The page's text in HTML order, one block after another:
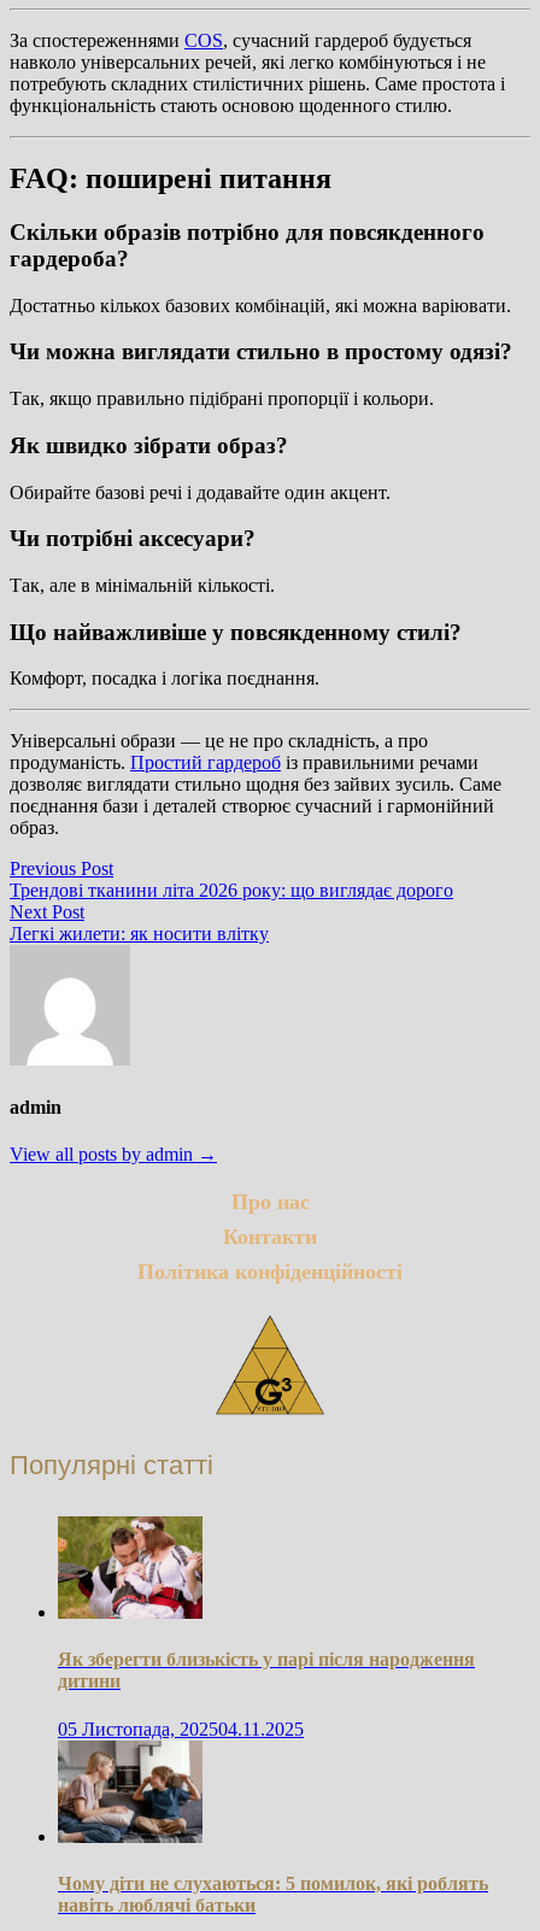
За спостереженнями COS, сучасний гардероб будується
навколо універсальних речей, які легко комбінуються і не
потребують складних стилістичних рішень. Саме простота і
функціональність стають основою щоденного стилю.
FAQ: поширені питання
Скільки образів потрібно для повсякденного
гардероба?
Достатньо кількох базових комбінацій, які можна варіювати.
Чи можна виглядати стильно в простому одязі?
Так, якщо правильно підібрані пропорції і кольори.
Як швидко зібрати образ?
Обирайте базові речі і додавайте один акцент.
Чи потрібні аксесуари?
Так, але в мінімальній кількості.
Що найважливіше у повсякденному стилі?
Комфорт, посадка і логіка поєднання.
Універсальні образи — це не про складність, а про
продуманість. Простий гардероб із правильними речами
дозволяє виглядати стильно щодня без зайвих зусиль. Саме
поєднання бази і деталей створює сучасний і гармонійний
образ.
Навігація
записів
Previous PostPrevious
post:
Трендові тканини літа 2026 року: що виглядає дорого
Next PostNext
post:
Легкі жилети: як носити влітку
admin
View all posts by admin →
Про нас
Контакти
Політика конфіденційності
Популярні статті
Як зберегти близькість у парі після народження
дитини
05 Листопада, 202504.11.2025
Чому діти не слухаються: 5 помилок, які роблять
навіть люблячі батьки